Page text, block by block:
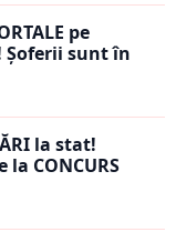
pe
Șoferii sunt în
la stat!
CONCURS